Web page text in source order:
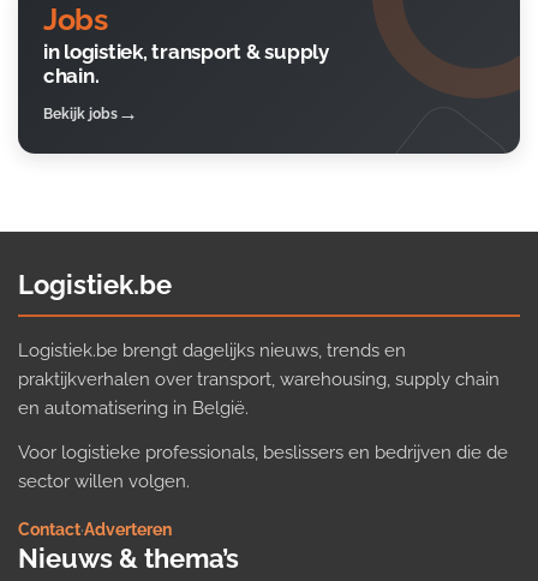
Jobs
in logistiek, transport & supply
chain.
Bekijk jobs
Logistiek.be
Logistiek.be brengt dagelijks nieuws, trends en
praktijkverhalen over transport, warehousing, supply chain
en automatisering in België.
Voor logistieke professionals, beslissers en bedrijven die de
sector willen volgen.
Contact·Adverteren
Nieuws & thema’s